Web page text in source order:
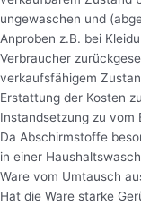
ungewaschen und
Anproben z.B. bei
Verbraucher
verkaufsfähigem
Erstattung der Kosten
Instandsetzung zu vom
Da Abschirmstoffe
in einer
Ware vom Umtausch
Hat die Ware starke